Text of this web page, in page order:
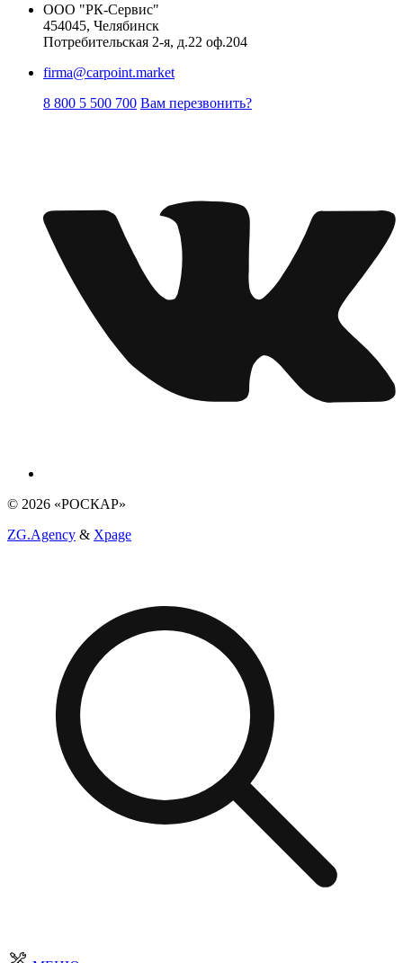
ООО "РК-Сервис"
454045, Челябинск
Потребительская 2-я, д.22 оф.204
firma@carpoint.market
8 800 5 500 700 Вам перезвонить?
© 2026 «РОСКАР»
ZG.Agency & Xpage